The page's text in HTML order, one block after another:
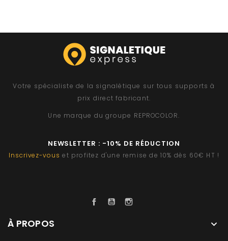
Votre spécialiste de la signalétique sur tous supports à
prix direct fabricant.
Une marque du groupe REPROCOLOR.
NEWSLETTER : -10% DE RÉDUCTION
Inscrivez-vous et profitez d'une remise de 10% dès 60€ HT !
FacebookYouTube
À PROPOS 